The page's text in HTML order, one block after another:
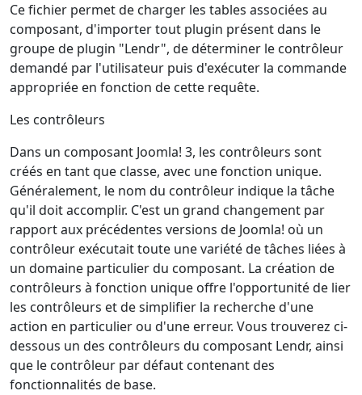
Ce fichier permet de charger les tables associées au
composant, d'importer tout plugin présent dans le
groupe de plugin "Lendr", de déterminer le contrôleur
demandé par l'utilisateur puis d'exécuter la commande
appropriée en fonction de cette requête.
Les contrôleurs
Dans un composant Joomla! 3, les contrôleurs sont
créés en tant que classe, avec une fonction unique.
Généralement, le nom du contrôleur indique la tâche
qu'il doit accomplir. C'est un grand changement par
rapport aux précédentes versions de Joomla! où un
contrôleur exécutait toute une variété de tâches liées à
un domaine particulier du composant. La création de
contrôleurs à fonction unique offre l'opportunité de lier
les contrôleurs et de simplifier la recherche d'une
action en particulier ou d'une erreur. Vous trouverez ci-
dessous un des contrôleurs du composant Lendr, ainsi
que le contrôleur par défaut contenant des
fonctionnalités de base.